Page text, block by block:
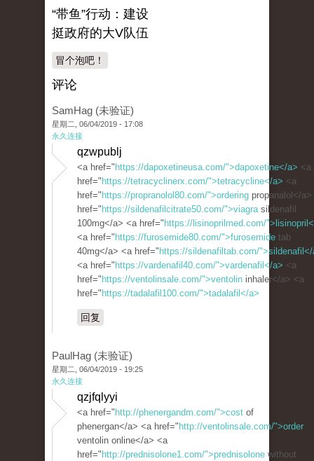
“带鱼”行动：建设
挺政府的大V队伍
冒个泡吧！
评论
SamHag (未验证)
星期二, 06/04/2019 - 17:08
永久连接
qzwpublj
<a href=" https://dapoxetineusa.com/">dapoxetine</a> <a
href=" https://tetracyclinerx.com/">tetracycline</a> <a
href=" https://propranolol80.com/">ordering propanalol</
href=" https://sildenafilcitrate50.com/">viagrasildenafil
100mg</a> <a href=" https://lisinoprilmed.com/
<a href=" https://furosemide80.com/">furosemide tab
40mg</a> <a href=" https://sildenafiltab.com/
<a href=" https://vardenafil40.com/">vardenafil</a> <a
href=" https://ventolinsale.com/">ventolin inhaler</a> <a
href=" https://tadalafil100.com/">tadalafil</a>
回复
PaulHag (未验证)
星期二, 06/04/2019 - 19:25
永久连接
qzjfqlyyi
<a href=" http://phenergandm.com/">cost of
phenergan</a> <a href=" http://ventolinsale.com/">order
ventolin online</a> <a
href=" http://prednisolone1.com/">prednisolone without